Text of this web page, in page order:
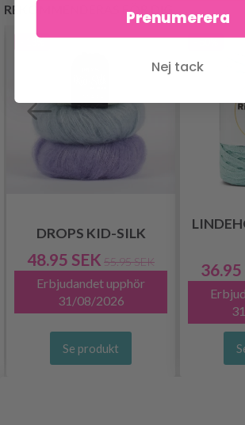
REKOMMENDERAS FÖR DIG
- 13%
DROPS KID-SILK
48.95 SEK 55.95 SEK
Erbjudandet upphör
31/08/2026
Se produkt
- 50%
36.95
Prenumerera
Nej tack